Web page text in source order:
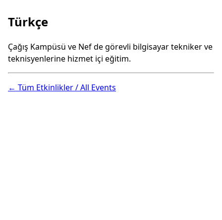
Türkçe
Çağış Kampüsü ve Nef de görevli bilgisayar tekniker ve
teknisyenlerine hizmet içi eğitim.
← Tüm Etkinlikler / All Events